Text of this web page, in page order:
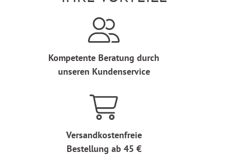
Kompetente Beratung durch
unseren Kundenservice
Versandkostenfreie
Bestellung ab 45 €